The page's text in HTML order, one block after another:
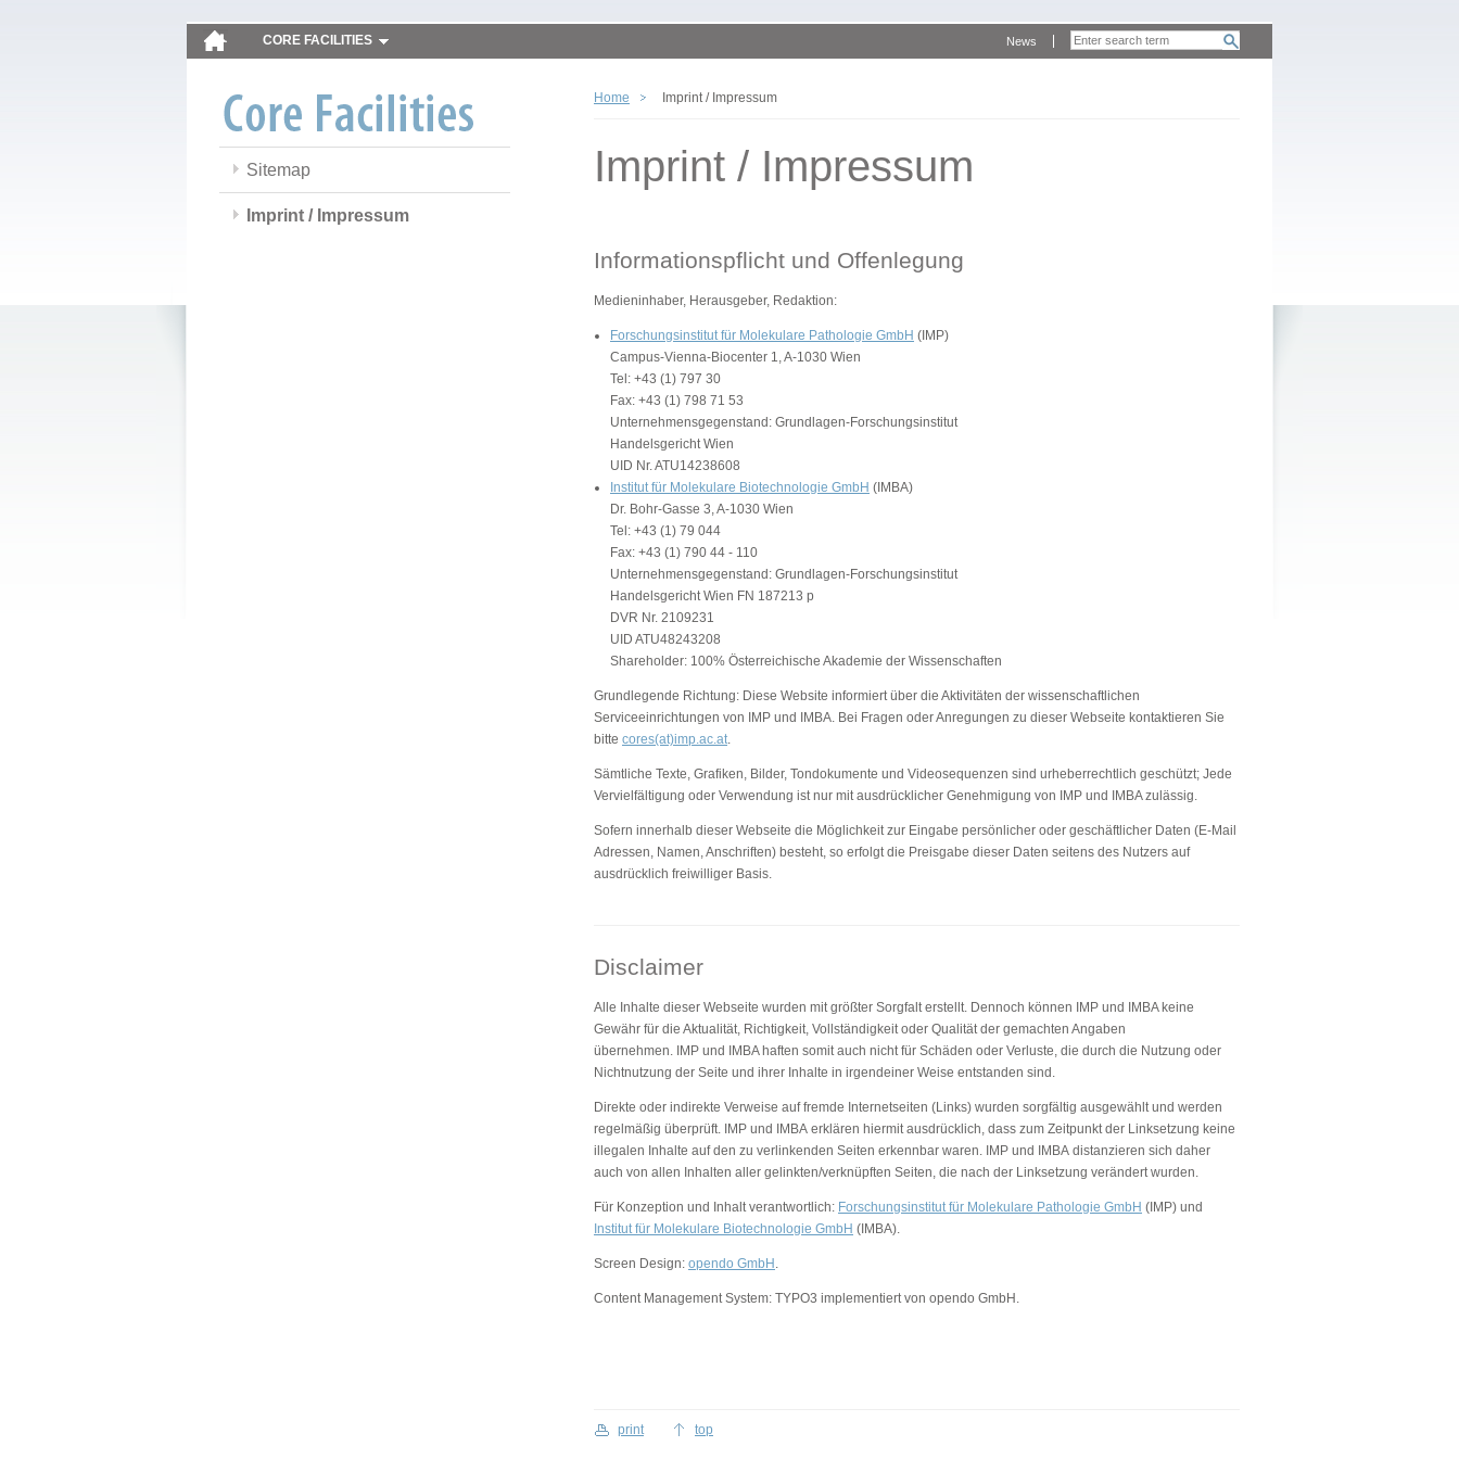
CORE FACILITIES News
Sitemap
Imprint / Impressum
Home Imprint / Impressum
Imprint / Impressum
Informationspflicht und Offenlegung
Medieninhaber, Herausgeber, Redaktion:
Forschungsinstitut für Molekulare Pathologie GmbH (IMP)
Campus-Vienna-Biocenter 1, A-1030 Wien
Tel: +43 (1) 797 30
Fax: +43 (1) 798 71 53
Unternehmensgegenstand: Grundlagen-Forschungsinstitut
Handelsgericht Wien
UID Nr. ATU14238608
Institut für Molekulare Biotechnologie GmbH (IMBA)
Dr. Bohr-Gasse 3, A-1030 Wien
Tel: +43 (1) 79 044
Fax: +43 (1) 790 44 - 110
Unternehmensgegenstand: Grundlagen-Forschungsinstitut
Handelsgericht Wien FN 187213 p
DVR Nr. 2109231
UID ATU48243208
Shareholder: 100% Österreichische Akademie der Wissenschaften
Grundlegende Richtung: Diese Website informiert über die Aktivitäten der wissenschaftlichen
Serviceeinrichtungen von IMP und IMBA. Bei Fragen oder Anregungen zu dieser Webseite kontaktieren Sie
bitte cores(at)imp.ac.at.
Sämtliche Texte, Grafiken, Bilder, Tondokumente und Videosequenzen sind urheberrechtlich geschützt; Jede
Vervielfältigung oder Verwendung ist nur mit ausdrücklicher Genehmigung von IMP und IMBA zulässig.
Sofern innerhalb dieser Webseite die Möglichkeit zur Eingabe persönlicher oder geschäftlicher Daten (E-Mail
Adressen, Namen, Anschriften) besteht, so erfolgt die Preisgabe dieser Daten seitens des Nutzers auf
ausdrücklich freiwilliger Basis.
Disclaimer
Alle Inhalte dieser Webseite wurden mit größter Sorgfalt erstellt. Dennoch können IMP und IMBA keine
Gewähr für die Aktualität, Richtigkeit, Vollständigkeit oder Qualität der gemachten Angaben
übernehmen. IMP und IMBA haften somit auch nicht für Schäden oder Verluste, die durch die Nutzung oder
Nichtnutzung der Seite und ihrer Inhalte in irgendeiner Weise entstanden sind.
Direkte oder indirekte Verweise auf fremde Internetseiten (Links) wurden sorgfältig ausgewählt und werden
regelmäßig überprüft. IMP und IMBA erklären hiermit ausdrücklich, dass zum Zeitpunkt der Linksetzung keine
illegalen Inhalte auf den zu verlinkenden Seiten erkennbar waren. IMP und IMBA distanzieren sich daher
auch von allen Inhalten aller gelinkten/verknüpften Seiten, die nach der Linksetzung verändert wurden.
Für Konzeption und Inhalt verantwortlich: Forschungsinstitut für Molekulare Pathologie GmbH (IMP) und
Institut für Molekulare Biotechnologie GmbH (IMBA).
Screen Design: opendo GmbH .
Content Management System: TYPO3 implementiert von opendo GmbH.
print top